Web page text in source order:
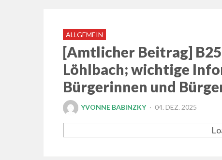
ALLGEMEIN
[Amtlicher Beitrag]
Löhlbach; wichtige
Bürgerinnen und
YVONNE BABINZKY
POSTED
04. DEZ. 2025